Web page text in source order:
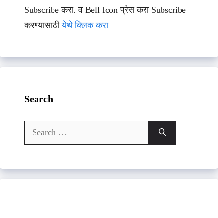
Subscribe करा. व Bell Icon प्रेस करा Subscribe
करण्यासाठीयेथे क्लिक करा
Search
Search
for: